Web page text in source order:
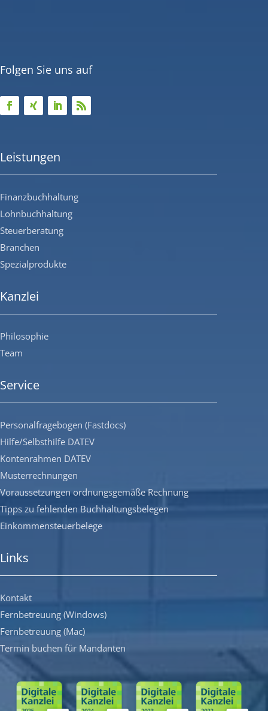
Folgen Sie uns auf
Leistungen
Finanzbuchhaltung
Lohnbuchhaltung
Steuerberatung
Branchen
Spezialprodukte
Kanzlei
Philosophie
Team
Service
Personalfragebogen (Fastdocs)
Hilfe/Selbsthilfe DATEV
Kontenrahmen DATEV
Musterrechnungen
Voraussetzungen ordnungsgemäße Rechnung
Tipps zu fehlenden Buchhaltungsbelegen
Einkommensteuerbelege
Links
Kontakt
Fernbetreuung (Windows)
Fernbetreuung (Mac)
Termin buchen für Mandanten